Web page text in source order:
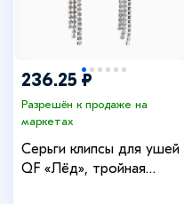
236.25 ₽
Разрешён к продаже на
маркетах
Серьги клипсы для ушей
QF «Лёд», тройная